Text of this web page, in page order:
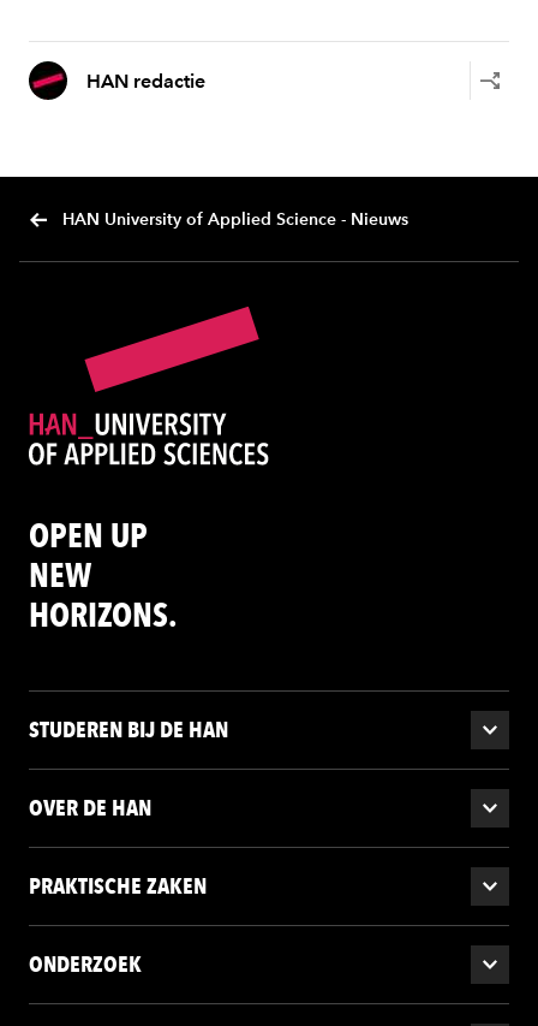
HAN redactie
HAN University of Applied Science - Nieuws
OPEN UP
NEW
HORIZONS.
STUDEREN BIJ DE HAN
OVER DE HAN
PRAKTISCHE ZAKEN
ONDERZOEK